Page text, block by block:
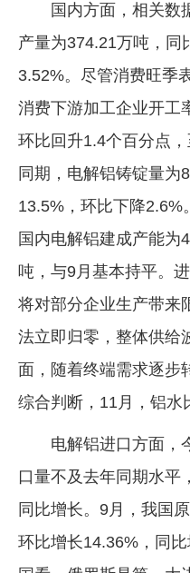
企业文化
《资源再生》杂志
行情报价
国内方面，相关数
产量为374.21万吨，同
3.52%。尽管消费旺季
消费下游加工企业开工
环比回升1.4个百分点，
同期，电解铝铸锭量为
13.5%，环比下降2.6%
国内电解铝建成产能为
吨，与9月基本持平。
将对部分企业生产带来
法立即归零，整体供给
面，随着终端需求逐步
综合判断，11月，铝水
电解铝进口方面，
口量不及去年同期水平
同比增长。9月，我国
环比增长14.36%，同